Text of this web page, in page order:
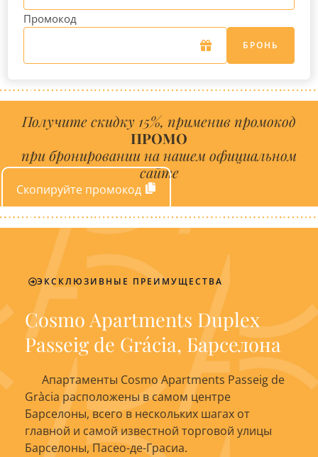
Промокод
БРОНЬ
Получите скидку 15%, применив промокод
ПРОМО
при бронировании на нашем официальном
сайте
Скопируйте промокод
ЭКСКЛЮЗИВНЫЕ ПРЕИМУЩЕСТВА
Cosmo Apartments Duplex
Passeig de Grácia, Барселона
Апартаменты Cosmo Apartments Passeig de
Gràcia расположены в самом центре
Барселоны, всего в нескольких шагах от
главной и самой известной торговой улицы
Барселоны, Пасео-де-Грасиа.